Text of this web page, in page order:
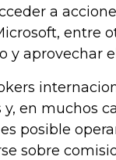
a
entre
y aprovechar
y, en muchos
posible
sobre